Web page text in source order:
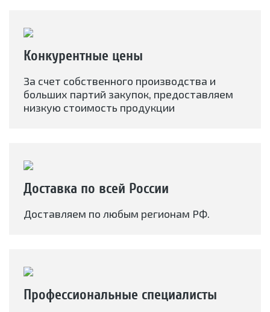
Конкурентные цены
За счет собственного производства и
больших партий закупок, предоставляем
низкую стоимость продукции
Доставка по всей России
Доставляем по любым регионам РФ.
Профессиональные специалисты